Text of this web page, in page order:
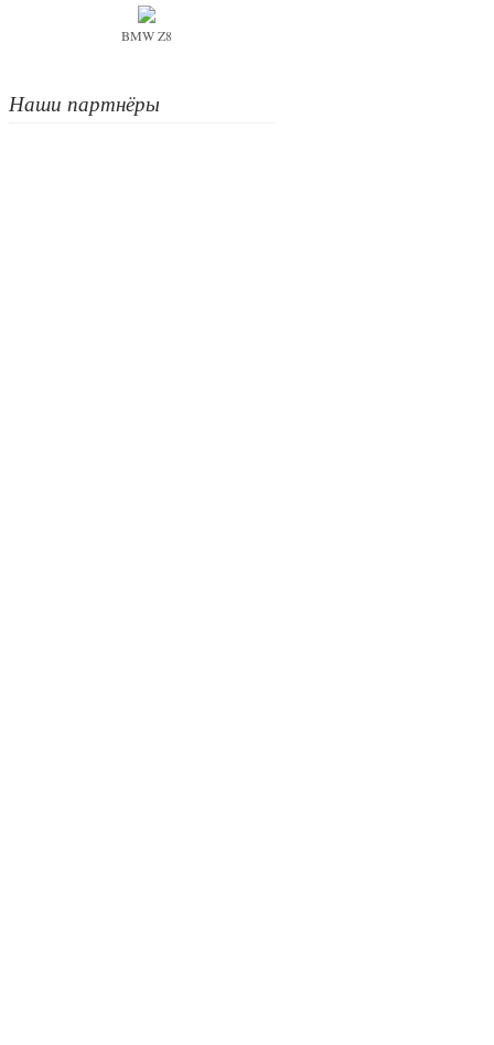
BMW Z8
Наши партнёры